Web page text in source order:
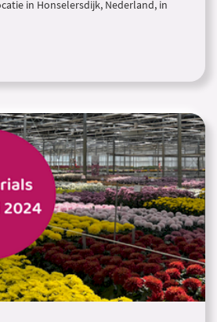
in Honselersdijk, Nederland, in